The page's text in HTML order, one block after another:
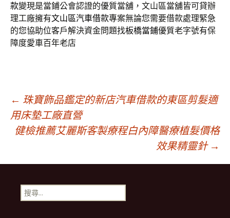
款變現是當鋪公會認證的優質當舖，文山區當舖皆可貸辦
理工廠擁有文山區汽車借款專案無論您需要借款處理緊急
的您協助位客戶解決資金問題找板橋當鋪優質老字號有保
障度愛車百年老店
文
章
導
覽
← 珠寶飾品鑑定的新店汽車借款的東區剪髮適
用床墊工廠直營
健檢推薦艾麗斯客製療程白內障醫療植髮價格
效果精靈針 →
搜
尋